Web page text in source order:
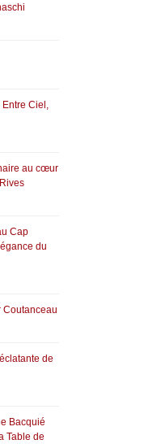
Ciel,
au cœur
Cap
du
Coutanceau
de
Bacquié
Table de